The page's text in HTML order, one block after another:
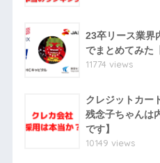
23卒リース業界
でまとめてみた
11774 views
クレジットカー
残念子ちゃんは
です】
10149 views